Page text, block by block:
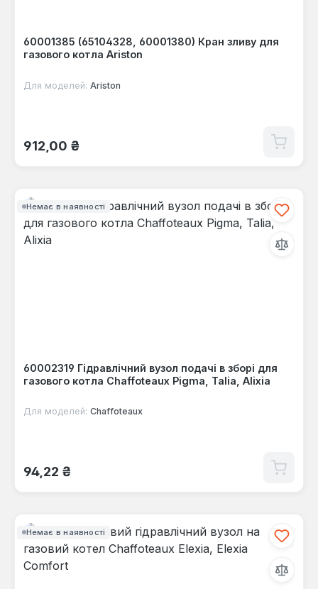
60001385 (65104328, 60001380) Кран зливу для
газового котла Ariston
Для моделей: Ariston
Звичайна ціна:
912,00 ₴
Немає в наявності
60002319 Гідравлічний вузол подачі в зборі для
газового котла Chaffoteaux Pigma, Talia, Alixia
Для моделей: Chaffoteaux
Звичайна ціна:
94,22 ₴
Немає в наявності